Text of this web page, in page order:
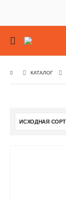
КАТАЛОГ